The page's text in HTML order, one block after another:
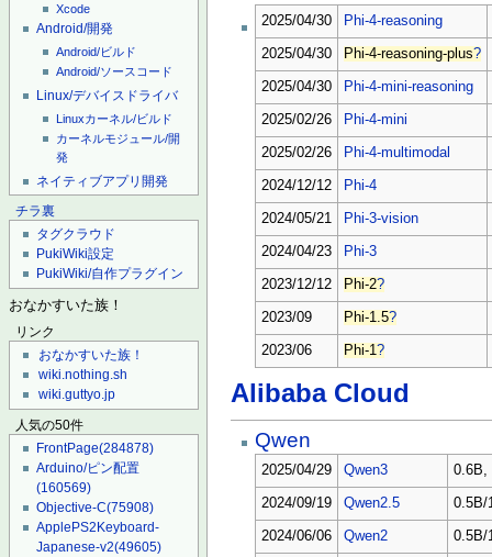
Xcode
Android/開発
Android/ビルド
Android/ソースコード
Linux/デバイスドライバ
Linuxカーネル/ビルド
カーネルモジュール/開
発
ネイティブアプリ開発
チラ裏
タグクラウド
PukiWiki設定
PukiWiki/自作プラグイン
おなかすいた族！
リンク
おなかすいた族！
wiki.nothing.sh
wiki.guttyo.jp
人気の50件
FrontPage(284878)
Arduino/ピン配置
(160569)
Objective-C(75908)
ApplePS2Keyboard-
Japanese-v2(49605)
2025/04/30 Phi-4-reasoning
2025/04/30 Phi-4-reasoning-plus?
2025/04/30 Phi-4-mini-reasoning
2025/02/26 Phi-4-mini
2025/02/26 Phi-4-multimodal
2024/12/12 Phi-4
2024/05/21 Phi-3-vision
2024/04/23 Phi-3
2023/12/12 Phi-2?
2023/09 Phi-1.5?
2023/06 Phi-1?
Alibaba Cloud
Qwen
2025/04/29 Qwen3 0.6B,
2024/09/19 Qwen2.5 0.5B/
2024/06/06 Qwen2 0.5B/